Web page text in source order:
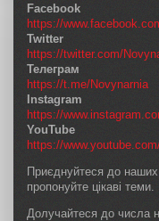
Facebook
https://
Twitter
https://twitter.com/
Телеграм
https://t.me/Novynarnia
Instagram
https://
YouTube
https://
Приєднуйтеся до наших
пропонуйте цікаві теми.
Долучайтеся до числа